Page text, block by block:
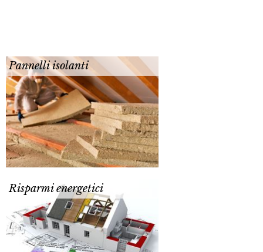
Pannelli isolanti
Risparmi energetici